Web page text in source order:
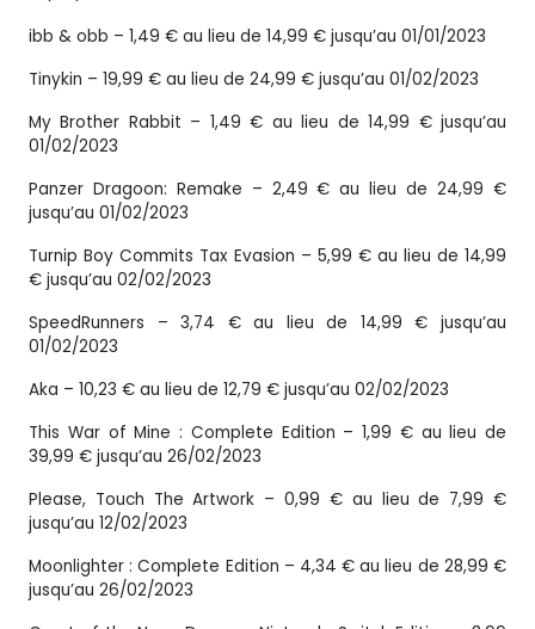
ibb & obb – 1,49 € au lieu de 14,99 € jusqu’au 01/01/2023
Tinykin – 19,99 € au lieu de 24,99 € jusqu’au 01/02/2023
My Brother Rabbit – 1,49 € au lieu de 14,99 € jusqu’au
01/02/2023
Panzer Dragoon: Remake – 2,49 € au lieu de 24,99 €
jusqu’au 01/02/2023
Turnip Boy Commits Tax Evasion – 5,99 € au lieu de 14,99
€ jusqu’au 02/02/2023
SpeedRunners – 3,74 € au lieu de 14,99 € jusqu’au
01/02/2023
Aka – 10,23 € au lieu de 12,79 € jusqu’au 02/02/2023
This War of Mine : Complete Edition – 1,99 € au lieu de
39,99 € jusqu’au 26/02/2023
Please, Touch The Artwork – 0,99 € au lieu de 7,99 €
jusqu’au 12/02/2023
Moonlighter : Complete Edition – 4,34 € au lieu de 28,99 €
jusqu’au 26/02/2023